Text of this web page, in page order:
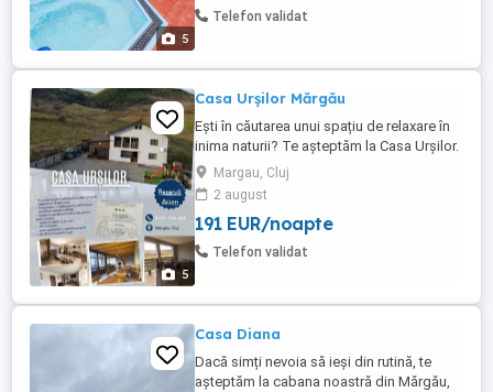
5
dormitoare cu 2 băi. - 2 camere duble - 2
Telefon validat
5
Casa Urșilor Mărgău
Ești în căutarea unui spațiu de relaxare în
inima naturii? Te așteptăm la Casa Urșilor.
Casa Urșilor este situată în satul Mărgău,
județul Cluj și dispune de: Living spațios;
Terasă închisă, cu loc pentru grătar și
ciubăr încălzit; 5 camere mari și
luminoase, cu baie proprie; Priveliște ...
Margau, Cluj
2 august
191 EUR/noapte
Telefon validat
Casa Diana
Dacă simți nevoia să ieși din rutină, te
așteptăm la cabana noastră din Mărgău,